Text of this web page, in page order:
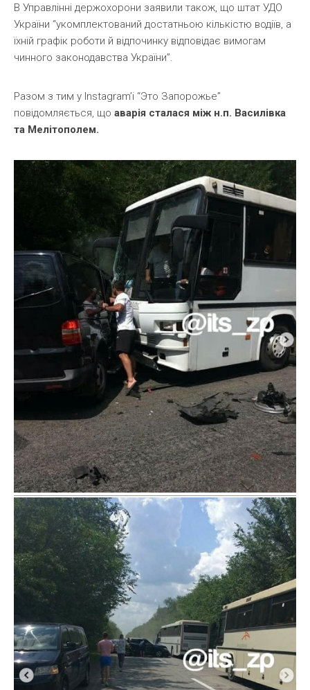
В Управлінні держохорони заявили також, що штат УДО
України “укомплектований достатньою кількістю водіїв, а
їхній графік роботи й відпочинку відповідає вимогам
чинного законодавства України”.
Разом з тим у Instagram’і “Это Запорожье”
повідомляється, що аварія сталася між н.п. Василівка
та Мелітополем.